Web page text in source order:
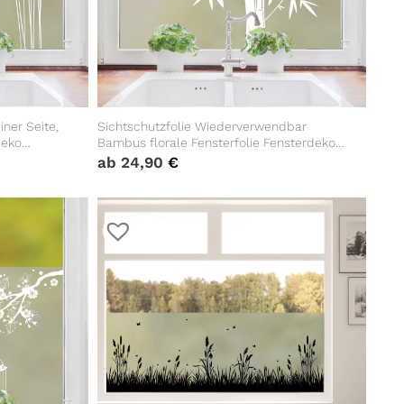
Seite,
Sichtschutzfolie Wiederverwendbar
Bambus florale Fensterfolie Fensterdeko
Milchglasfolie Fensteraufkleber
ab 24,90 €